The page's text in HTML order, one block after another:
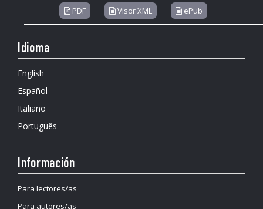
PDF
Visor XML ePub
Idioma
English
Español
Italiano
Português
Información
Para lectores/as
Para autores/as